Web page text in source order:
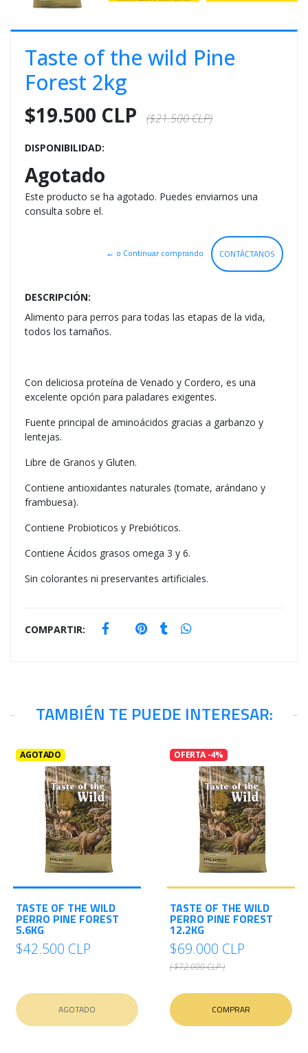
Taste of the wild Pine
Forest 2kg
$19.500 CLP ($21.500 CLP)
DISPONIBILIDAD:
Agotado
Este producto se ha agotado. Puedes enviarnos una
consulta sobre el.
CONTÁCTANOS
← o Continuar comprando
DESCRIPCIÓN:
Alimento para perros para todas las etapas de la vida,
todos los tamaños.
Con deliciosa proteína de Venado y Cordero, es una
excelente opción para paladares exigentes.
Fuente principal de aminoácidos gracias a garbanzo y
lentejas.
Libre de Granos y Gluten.
Contiene antioxidantes naturales (tomate, arándano y
frambuesa).
Contiene Probioticos y Prebióticos.
Contiene Ácidos grasos omega 3 y 6.
Sin colorantes ni preservantes artificiales.
COMPARTIR:
TAMBIÉN TE PUEDE INTERESAR:
AGOTADO
TASTE OF THE WILD
PERRO PINE FOREST
5.6KG
$42.500 CLP
AGOTADO
OFERTA -4%
TASTE OF THE WILD
PERRO PINE FOREST
12.2KG
$69.000 CLP
( $72.000 CLP )
COMPRAR